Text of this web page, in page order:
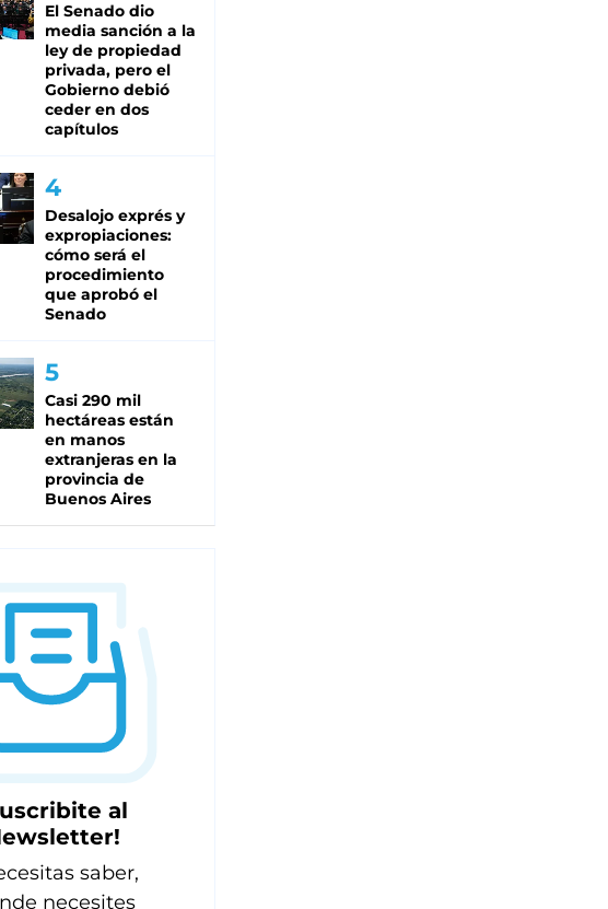
El Senado dio
media sanción a la
ley de propiedad
privada, pero el
Gobierno debió
ceder en dos
capítulos
Desalojo exprés y
expropiaciones:
cómo será el
procedimiento
que aprobó el
Senado
Casi 290 mil
hectáreas están
en manos
extranjeras en la
provincia de
Buenos Aires
al
saber,
necesites